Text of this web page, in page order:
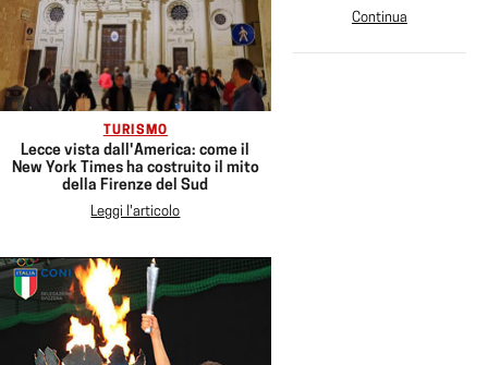
TURISMO
Lecce vista dall'America: come il
New York Times ha costruito il mito
della Firenze del Sud
Leggi l'articolo
Continua